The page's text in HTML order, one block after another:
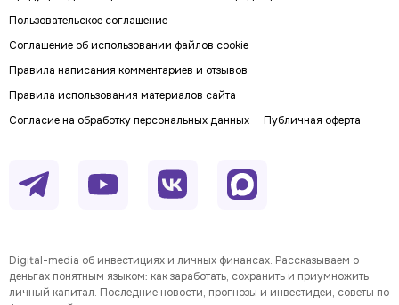
Пользовательское соглашение
Соглашение об использовании файлов cookie
Правила написания комментариев и отзывов
Правила использования материалов сайта
Согласие на обработку персональных данных
Публичная оферта
Digital-media об инвестициях и личных финансах. Рассказываем о
деньгах понятным языком: как заработать, сохранить и приумножить
личный капитал. Последние новости, прогнозы и инвестидеи, советы по